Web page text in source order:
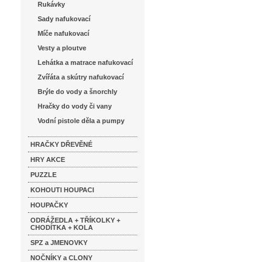
Rukávky
Sady nafukovací
Míče nafukovací
Vesty a ploutve
Lehátka a matrace nafukovací
Zvířáta a skútry nafukovací
Brýle do vody a šnorchly
Hračky do vody či vany
Vodní pistole děla a pumpy
HRAČKY DŘEVĚNÉ
HRY AKCE
PUZZLE
KOHOUTI HOUPACI
HOUPAČKY
ODRÁŽEDLA + TŘÍKOLKY +
CHODÍTKA + KOLA
SPZ a JMENOVKY
NOČNÍKY a CLONY